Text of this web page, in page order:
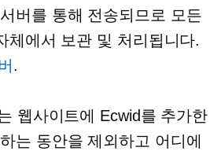
버를 통해 전송되므로 모든
체에서 보관 및 처리됩니다.
.
웹사이트에 Ecwid를 추가한
는 동안을 제외하고 어디에